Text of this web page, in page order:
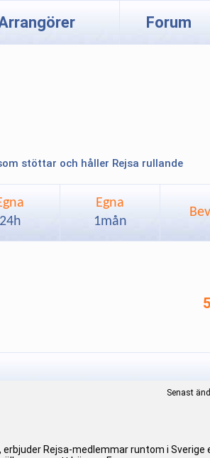
Forum
stöttar och håller Rejsa rullande
24h
Egna
1mån
Senast
Rejsa-medlemmar runtom i Sverige